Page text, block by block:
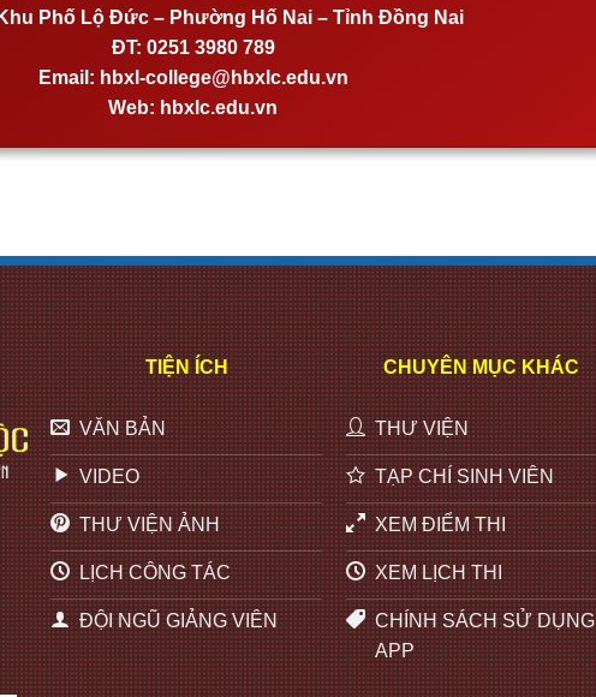
Khu Phố Lộ Đức – Phường Hố Nai – Tỉnh Đồng Nai
ĐT: 0251 3980 789
Email: hbxl-college@hbxlc.edu.vn
Web: hbxlc.edu.vn
TIỆN ÍCH
VĂN BẢN
VIDEO
THƯ VIỆN ẢNH
LỊCH CÔNG TÁC
ĐỘI NGŨ GIẢNG VIÊN
CHUYÊN MỤC KHÁC
THƯ VIỆN
TẠP CHÍ SINH VIÊN
XEM ĐIỂM THI
XEM LỊCH THI
CHÍNH SÁCH SỬ DỤNG
APP